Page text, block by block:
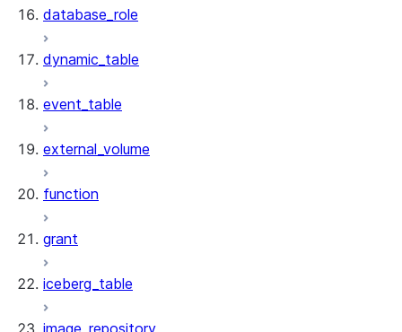
database_role
dynamic_table
event_table
external_volume
function
grant
iceberg_table
image_repository